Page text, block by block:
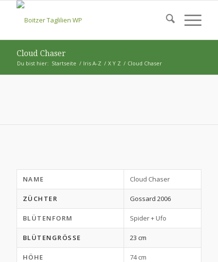
Cloud Chaser
Du bist hier: Startseite / Iris A-Z / X Y Z / Cloud Chaser
NAME Cloud Chaser
ZÜCHTER Gossard 2006
BLÜTENFORM Spider + Ufo
BLÜTENGRÖSSE 23 cm
HÖHE 74 cm